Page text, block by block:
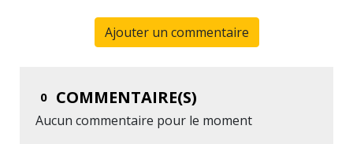
Ajouter un commentaire
0 COMMENTAIRE(S)
Aucun commentaire pour le moment